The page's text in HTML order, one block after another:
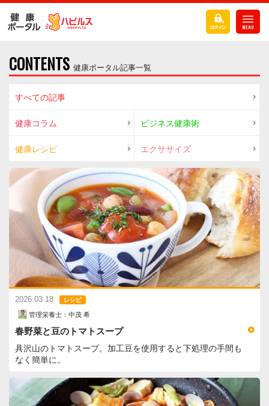
CONTENTS 健康ポータル記事一覧
すべての記事
健康コラム ビジネス健康術
健康レシピ エクササイズ
2026.03.18 レシピ
管理栄養士：中茂 希
春野菜と豆のトマトスープ
具沢山のトマトスープ。加工豆を使用すると下処理の手間も
なく簡単に。